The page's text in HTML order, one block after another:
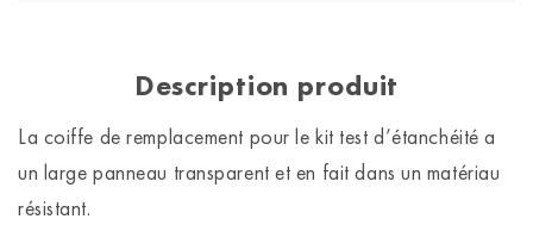
Description produit
La coiffe de remplacement pour le kit test d’étanchéité a
un large panneau transparent et en fait dans un matériau
résistant.